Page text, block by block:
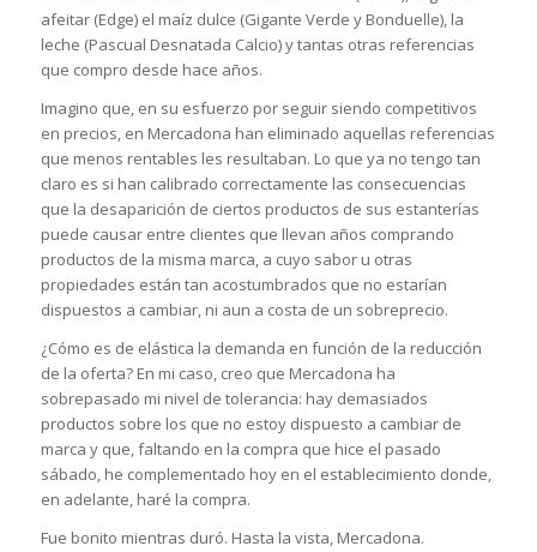
afeitar (Edge) el maíz dulce (Gigante Verde y Bonduelle), la
leche (Pascual Desnatada Calcio) y tantas otras referencias
que compro desde hace años.
Imagino que, en su esfuerzo por seguir siendo competitivos
en precios, en Mercadona han eliminado aquellas referencias
que menos rentables les resultaban. Lo que ya no tengo tan
claro es si han calibrado correctamente las consecuencias
que la desaparición de ciertos productos de sus estanterías
puede causar entre clientes que llevan años comprando
productos de la misma marca, a cuyo sabor u otras
propiedades están tan acostumbrados que no estarían
dispuestos a cambiar, ni aun a costa de un sobreprecio.
¿Cómo es de elástica la demanda en función de la reducción
de la oferta? En mi caso, creo que Mercadona ha
sobrepasado mi nivel de tolerancia: hay demasiados
productos sobre los que no estoy dispuesto a cambiar de
marca y que, faltando en la compra que hice el pasado
sábado, he complementado hoy en el establecimiento donde,
en adelante, haré la compra.
Fue bonito mientras duró. Hasta la vista, Mercadona.